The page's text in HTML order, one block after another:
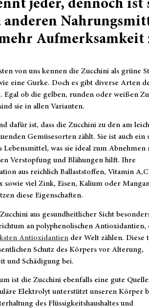
jeder, dennoch ist
anderen
Aufmerksamkeit
von uns kennen die Zucchini als grüne
eine Gurke. Doch es gibt diverse Arten
Egal ob die gelben, runden oder weißen
sie in allen Varianten.
dafür ist, dass die Zucchini zu den am
Gemüsesorten zählt. Sie ist auch ein
Lebensmittel, was sie ideal zum Abnehmen
Verstopfung und Blähungen hilft. Ihre
aus reichlich Ballaststoffen, Vitamin
sowie viel Zink, Eisen, Kalium oder
diese Eigenschaften.
aus gesundheitlicher Sicht
an polyphenolischen Antioxidantien,
Antioxidantien der Welt zählen. Diese
Schutz des Körpers vor Alterung,
und Schädigung bei.
ist die Zucchini ebenfalls eine gute
Elektrolyt unterstützt unseren Körper
des Flüssigkeitshaushaltes und